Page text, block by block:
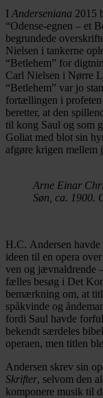
I Anderseniana 2015
“Odense-egnen – et
begrundede
Nielsen i tankerne
“Betlehem” for
Carl Nielsen i Nørre
“Betlehem” var jo
fortællingen i profeten
beretter, at den
til kong Saul og som
Goliat med blot sin
afgøre krigen mellem
Arne Einar
Søn, ca. 1900.
H.C. Andersen
ideen til en opera
ven og jævnaldrende
fælles besøg i Det
bemærkning om, at
spåkvinde og
fordi Saul havde
bekendt særdeles
operaen, men titlen
Andersen skrev sin
Skrifter, selvom den
komponere musik til